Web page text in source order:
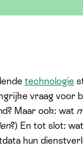
technologie
vraag voor
Maar ook: wat
?) En tot slot: wat
hun